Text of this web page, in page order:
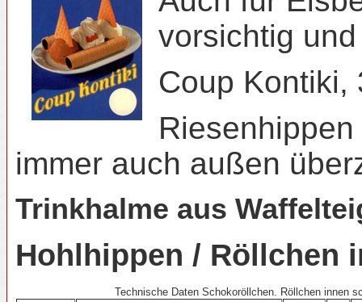
vorsichtig
Coup Kontiki,
immer auch außen
Trinkhalme aus
Hohlhippen /
Technische Daten Schokoröllchen. Röllchen innen